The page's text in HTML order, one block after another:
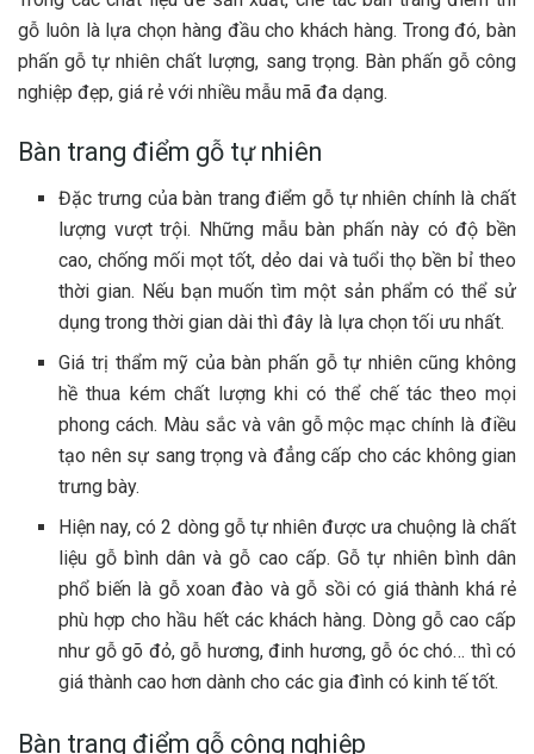
gỗ luôn là lựa chọn hàng đầu cho khách hàng. Trong đó, bàn
phấn gỗ tự nhiên chất lượng, sang trọng. Bàn phấn gỗ công
nghiệp đẹp, giá rẻ với nhiều mẫu mã đa dạng.
Bàn trang điểm gỗ tự nhiên
Đặc trưng của bàn trang điểm gỗ tự nhiên chính là chất
lượng vượt trội. Những mẫu bàn phấn này có độ bền
cao, chống mối mọt tốt, dẻo dai và tuổi thọ bền bỉ theo
thời gian. Nếu bạn muốn tìm một sản phẩm có thể sử
dụng trong thời gian dài thì đây là lựa chọn tối ưu nhất.
Giá trị thẩm mỹ của bàn phấn gỗ tự nhiên cũng không
hề thua kém chất lượng khi có thể chế tác theo mọi
phong cách. Màu sắc và vân gỗ mộc mạc chính là điều
tạo nên sự sang trọng và đẳng cấp cho các không gian
trưng bày.
Hiện nay, có 2 dòng gỗ tự nhiên được ưa chuộng là chất
liệu gỗ bình dân và gỗ cao cấp. Gỗ tự nhiên bình dân
phổ biến là gỗ xoan đào và gỗ sồi có giá thành khá rẻ
phù hợp cho hầu hết các khách hàng. Dòng gỗ cao cấp
như gỗ gõ đỏ, gỗ hương, đinh hương, gỗ óc chó… thì có
giá thành cao hơn dành cho các gia đình có kinh tế tốt.
Bàn trang điểm gỗ công nghiệp